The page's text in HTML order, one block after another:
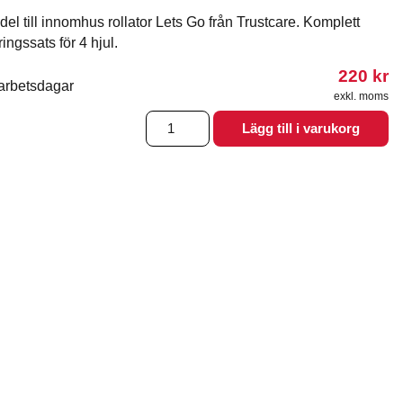
till innomhus rollator Lets Go från Trustcare. Komplett
för 4 hjul.
220 kr
exkl. moms
Monterringssats
hjul
Lägg till i varukorg